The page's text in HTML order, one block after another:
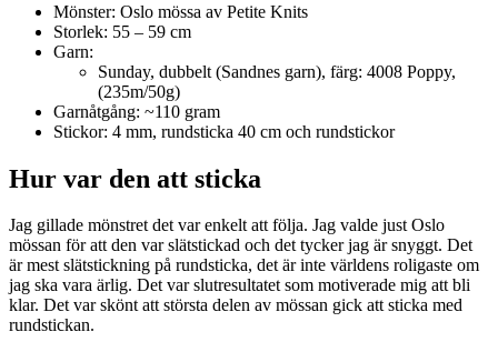
Mönster: Oslo mössa av Petite Knits
Storlek: 55 – 59 cm
Garn:
Sunday, dubbelt (Sandnes garn), färg: 4008 Poppy,
(235m/50g)
Garnåtgång: ~110 gram
Stickor: 4 mm, rundsticka 40 cm och rundstickor
Hur var den att sticka
Jag gillade mönstret det var enkelt att följa. Jag valde just Oslo
mössan för att den var slätstickad och det tycker jag är snyggt. Det
är mest slätstickning på rundsticka, det är inte världens roligaste om
jag ska vara ärlig. Det var slutresultatet som motiverade mig att bli
klar. Det var skönt att största delen av mössan gick att sticka med
rundstickan.